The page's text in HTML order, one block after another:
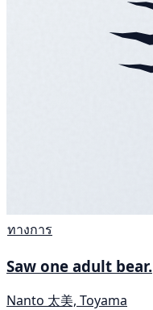
ทางการ
Saw one adult bear.
Nanto 太美, Toyama